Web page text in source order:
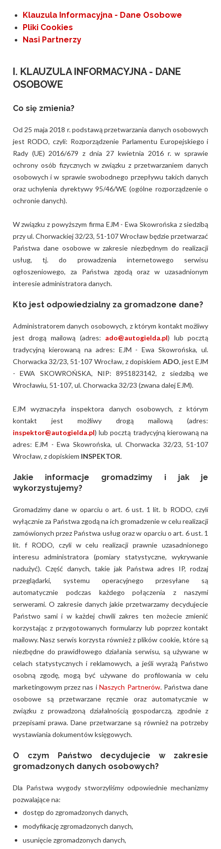
Klauzula Informacyjna - Dane Osobowe
Pliki Cookies
Nasi Partnerzy
I. KLAUZULA INFORMACYJNA - DANE
OSOBOWE
Co się zmienia?
Od 25 maja 2018 r. podstawą przetwarzania danych osobowych
jest RODO, czyli: Rozporządzenie Parlamentu Europejskiego i
Rady (UE) 2016/679 z dnia 27 kwietnia 2016 r. w sprawie
ochrony osób fizycznych w związku z przetwarzaniem danych
osobowych i w sprawie swobodnego przepływu takich danych
oraz uchylenia dyrektywy 95/46/WE (ogólne rozporządzenie o
ochronie danych).
W związku z powyższym firma EJM - Ewa Skowrońska z siedzibą
przy ul. Chorwackiej 32/23, 51-107 Wrocław będzie przetwarzać
Państwa dane osobowe w zakresie niezbędnym do realizacji
usług, tj. do prowadzenia internetowego serwisu
ogłoszeniowego, za Państwa zgodą oraz w uzasadnionym
interesie administratora danych.
Kto jest odpowiedzialny za gromadzone dane?
Administratorem danych osobowych, z którym kontakt możliwy
jest drogą mailową (adres: ado@autogielda.pl) lub pocztą
tradycyjną kierowaną na adres: EJM - Ewa Skowrońska, ul.
Chorwacka 32/23, 51-107 Wrocław, z dopiskiem ADO, jest EJM
- EWA SKOWROŃSKA, NIP: 8951823142, z siedzibą we
Wrocławiu, 51-107, ul. Chorwacka 32/23 (zwana dalej EJM).
EJM wyznaczyła inspektora danych osobowych, z którym
kontakt jest możliwy drogą mailową (adres:
inspektor@autogielda.pl) lub pocztą tradycyjną kierowaną na
adres: EJM - Ewa Skowrońska, ul. Chorwacka 32/23, 51-107
Wrocław, z dopiskiem INSPEKTOR.
Jakie informacje gromadzimy i jak je
wykorzystujemy?
Gromadzimy dane w oparciu o art. 6 ust. 1 lit. b RODO, czyli
wyłącznie za Państwa zgodą na ich gromadzenie w celu realizacji
zamówionych przez Państwa usług oraz w oparciu o art. 6 ust. 1
lit. f RODO, czyli w celu realizacji prawnie uzasadnionego
interesu administratora (pomiary statystyczne, wykrywanie
nadużyć). Część danych, takie jak Państwa adres IP, rodzaj
przeglądarki, systemu operacyjnego przesyłane są
automatycznie podczas każdego połączenia z naszymi
serwerami. O zakresie danych jakie przetwarzamy decydujecie
Państwo sami i w każdej chwili zakres ten możecie zmienić
korzystając z przygotowanych formularzy lub poprzez kontakt
mailowy. Nasz serwis korzysta również z plików cookie, które są
niezbędne do prawidłowego działania serwisu, są używane w
celach statystycznych i reklamowych, a jeśli wyrażą Państwo
osobną zgodę, mogą być używane do profilowania w celu
marketingowym przez nas iNaszych Partnerów. Państwa dane
osobowe są przetwarzane ręcznie oraz automatycznie w
związku z prowadzoną działalnością gospodarczą, zgodnie z
przepisami prawa. Dane przetwarzane są również na potrzeby
wystawiania dokumentów księgowych.
O czym Państwo decydujecie w zakresie
gromadzonych danych osobowych?
Dla Państwa wygody stworzyliśmy odpowiednie mechanizmy
pozwalające na:
dostęp do zgromadzonych danych,
modyfikację zgromadzonych danych,
usunięcie zgromadzonych danych,